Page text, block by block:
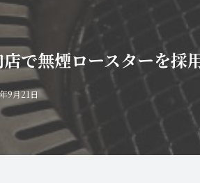
で無煙ロースターを採
9月21日